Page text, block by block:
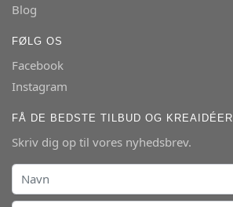
Blog
FØLG OS
Facebook
Instagram
FÅ DE BEDSTE TILBUD OG KREAIDÉER
Skriv dig op til vores nyhedsbrev.